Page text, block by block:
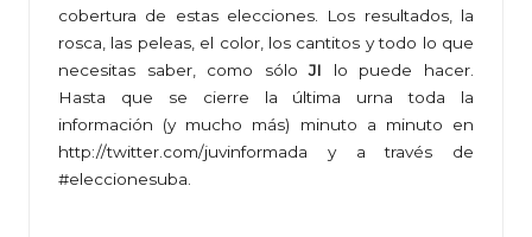
cobertura de estas elecciones. Los resultados, la
rosca, las peleas, el color, los cantitos y todo lo que
necesitas saber, como sóloJI lo puede hacer.
Hasta que se cierre la última urna toda la
información (y mucho más) minuto a minuto en
http://twitter.com/juvinformada y a través de
#eleccionesuba.